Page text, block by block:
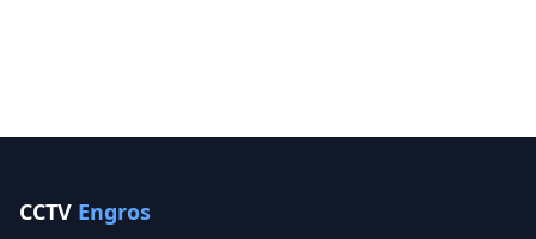
CCTV Engros